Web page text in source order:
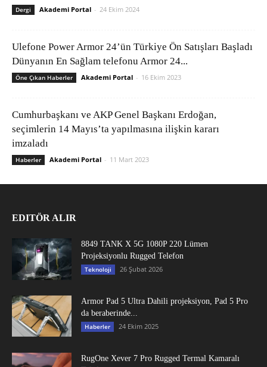
Dergi Akademi Portal - 24 Ekim 2024
Ulefone Power Armor 24’ün Türkiye Ön Satışları Başladı
Dünyanın En Sağlam telefonu Armor 24...
Öne Çıkan Haberler Akademi Portal - 16 Ekim 2023
Cumhurbaşkanı ve AKP Genel Başkanı Erdoğan,
seçimlerin 14 Mayıs’ta yapılmasına ilişkin kararı
imzaladı
Haberler Akademi Portal - 11 Mart 2023
EDITÖR ALIR
8849 TANK X 5G 1080P 220 Lümen
Projeksiyonlu Rugged Telefon
Teknoloji 26 Şubat 2026
Armor Pad 5 Ultra Dahili projeksiyon, Pad 5 Pro
da beraberinde...
Haberler 24 Ekim 2025
RugOne Xever 7 Pro Rugged Termal Kamaralı